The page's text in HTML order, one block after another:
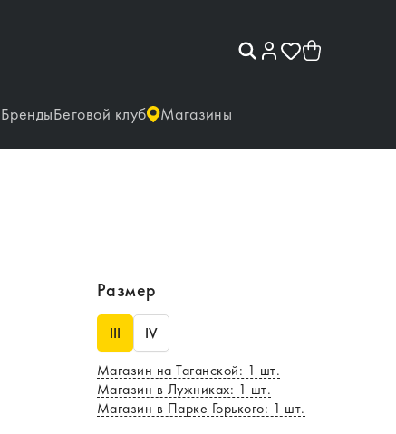
БрендыБеговой клуб Магазины
Размер
III
IV
Магазин на Таганской: 1 шт.
Магазин в Лужниках: 1 шт.
Магазин в Парке Горького: 1 шт.